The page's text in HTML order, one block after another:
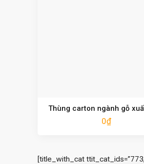
Thùng carton ngành gỗ
0₫
[title_with_cat